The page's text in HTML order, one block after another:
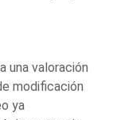
una valoración
modificación
ya